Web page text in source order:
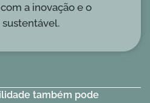
também pode
a inovação e o
sustentável.